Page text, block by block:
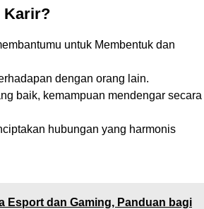
Karir?
untuk Membentuk dan
dengan orang lain.
baik, kemampuan mendengar secara
hubungan yang harmonis
Esport dan Gaming, Panduan bagi